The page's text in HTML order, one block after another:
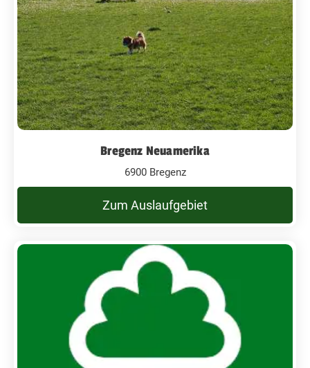
Bregenz Neuamerika
6900 Bregenz
Zum Auslaufgebiet